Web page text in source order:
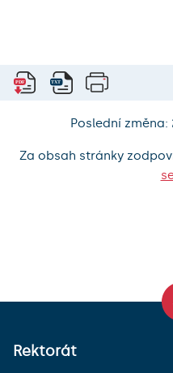
Poslední změna:
Za obsah stránky
Rektorát